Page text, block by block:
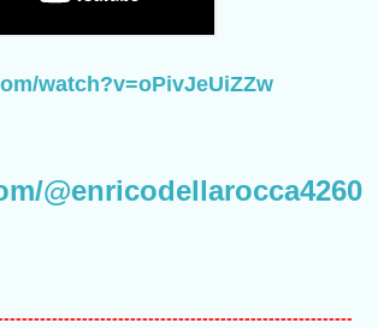
watch?v=oPivJeUiZZw
@enricodellarocca4260